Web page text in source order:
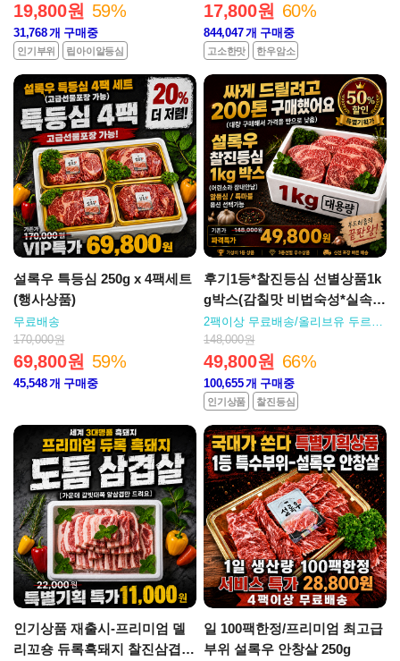
19,800원 59%
31,768개 구매중
인기부위 립아이알등심
17,800원 60%
844,047개 구매중
고소한맛 한우암소
설록우 특등심 250g x 4팩세트
(행사상품)
무료배송
170,000원
69,800원 59%
45,548개 구매중
후기1등*찰진등심 선별상품1k
g박스(감칠맛 비법숙성*실속도
매팩)
2팩이상 무료배송/올리브유 두르고
구어드시면 꿀맛가성비
148,000원
49,800원 66%
100,655개 구매중
인기상품 찰진등심
인기상품 재출시-프리미엄 델
리꼬숑 듀록흑돼지 찰진삼겹
일 100팩한정/프리미엄 최고급
부위 설록우 안창살 250g